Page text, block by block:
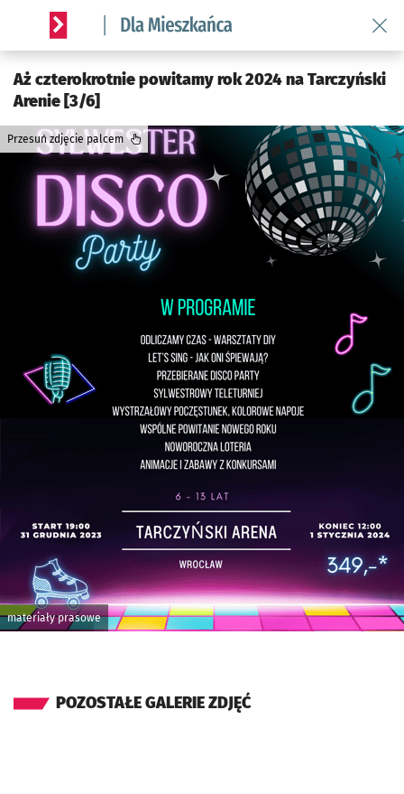
Serwis informacyjny wroclaw.pl podserwis: Dla mieszkańca
Aż czterokrotnie powitamy rok 2024 na Tarczyński
Arenie [3/6]
materiały prasowe
Przesuń zdjęcie palcem
POZOSTAŁE GALERIE ZDJĘĆ